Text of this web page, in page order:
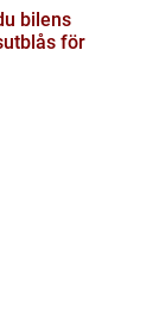
bilens
för